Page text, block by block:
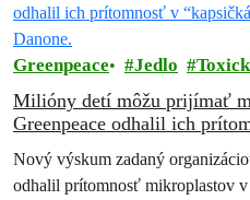
Greenpeace Jedlo
Milióny detí môžu prijímať
Greenpeace odhalil ich
výživy Nestlé a Danone.
Nový výskum zadaný
odhalil prítomnosť mikroplastov